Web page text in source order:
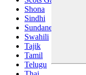
Shona
Sindhi
Sundanese
Swahili
Tajik
Tamil
Telugu